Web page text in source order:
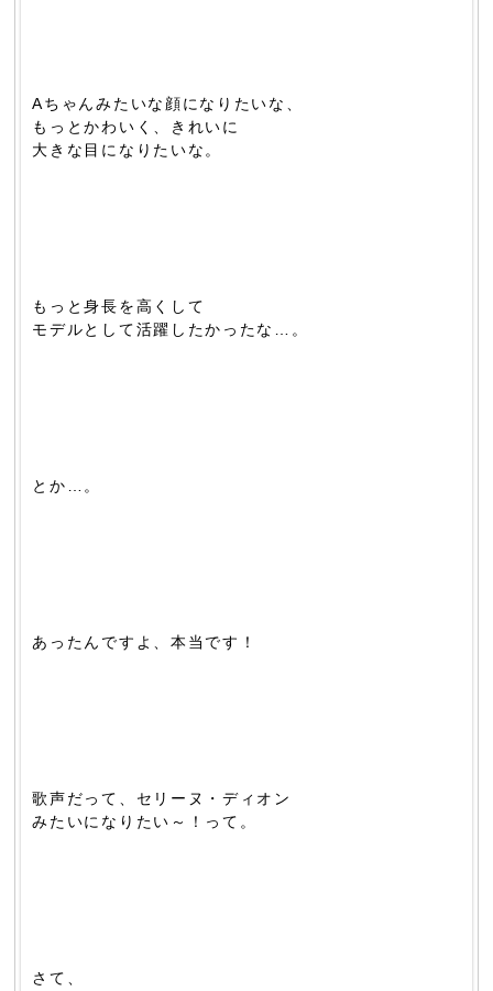
Aちゃんみたいな顔になりたいな、
もっとかわいく、きれいに
大きな目になりたいな。
もっと身長を高くして
モデルとして活躍したかったな…。
とか…。
あったんですよ、本当です！
歌声だって、セリーヌ・ディオン
みたいになりたい～！って。
さて、